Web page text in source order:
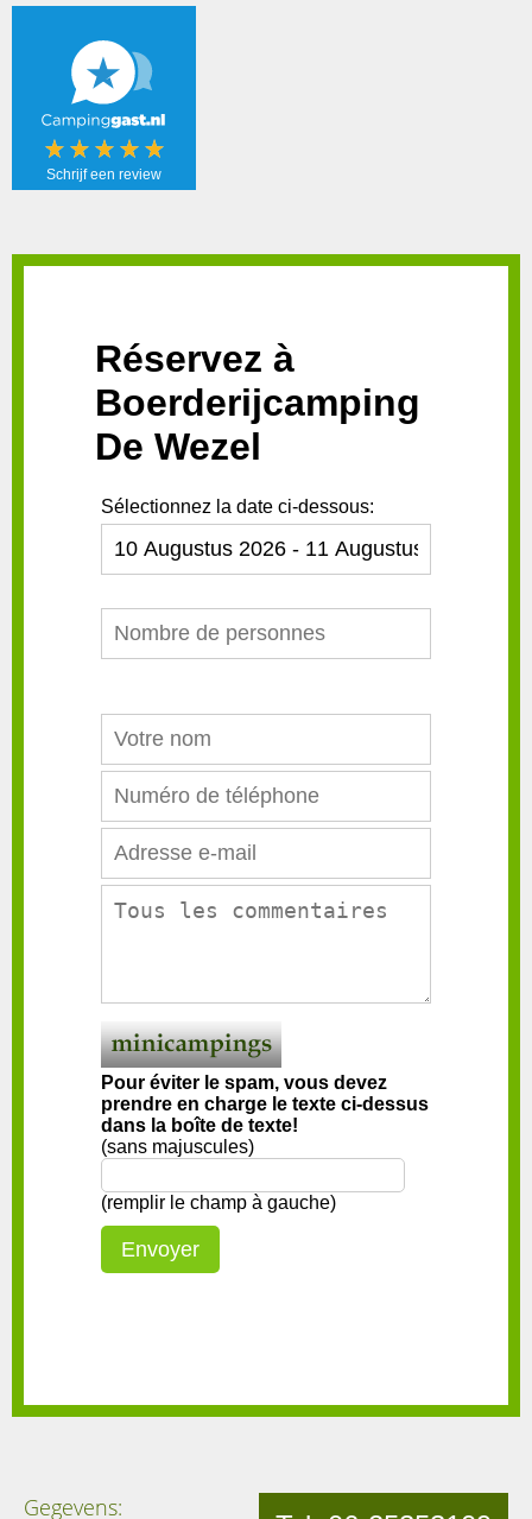
Schrijf een review
Réservez à
Boerderijcamping
De Wezel
Sélectionnez la date ci-dessous:
Pour éviter le spam, vous devez
prendre en charge le texte ci-dessus
dans la boîte de texte!
(sans majuscules)
(remplir le champ à gauche)
Gegevens: